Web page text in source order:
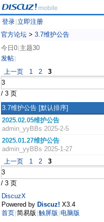
登录 立即注册
官方论坛 > 3.7维护公告
今日0 主题30
发帖
上一页 1 2 3
/ 3 页
3.7维护公告 [默认排序]
2025.02.05维护公告
admin_yyBBs 2025-2-5
2025.01.27维护公告
admin_yyBBs 2025-1-27
上一页
1 2 3
/ 3 页
DiscuzX
Powered by Discuz! X3.4
首页 简易版 触屏版 电脑版